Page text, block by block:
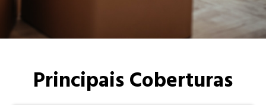
Principais Coberturas